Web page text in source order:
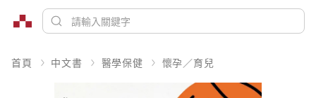
首頁 中文書 醫學保健 懷孕／育兒